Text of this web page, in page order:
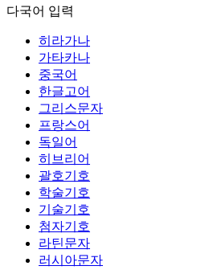
다국어 입력
히라가나
가타카나
중국어
한글고어
그리스문자
프랑스어
독일어
히브리어
괄호기호
학술기호
기술기호
첨자기호
라틴문자
러시아문자